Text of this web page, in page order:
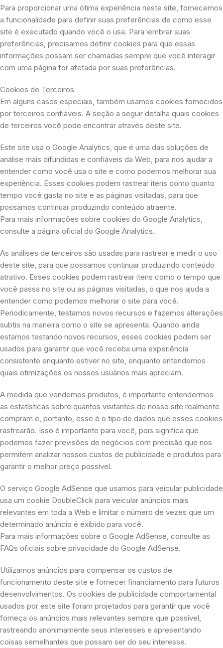
Para proporcionar uma ótima experiência neste site, fornecemos
a funcionalidade para definir suas preferências de como esse
site é executado quando você o usa. Para lembrar suas
preferências, precisamos definir cookies para que essas
informações possam ser chamadas sempre que você interagir
com uma página for afetada por suas preferências.
Cookies de Terceiros
Em alguns casos especiais, também usamos cookies fornecidos
por terceiros confiáveis. A seção a seguir detalha quais cookies
de terceiros você pode encontrar através deste site.
Este site usa o Google Analytics, que é uma das soluções de
análise mais difundidas e confiáveis ​​da Web, para nos ajudar a
entender como você usa o site e como podemos melhorar sua
experiência. Esses cookies podem rastrear itens como quanto
tempo você gasta no site e as páginas visitadas, para que
possamos continuar produzindo conteúdo atraente.
Para mais informações sobre cookies do Google Analytics,
consulte a página oficial do Google Analytics.
As análises de terceiros são usadas para rastrear e medir o uso
deste site, para que possamos continuar produzindo conteúdo
atrativo. Esses cookies podem rastrear itens como o tempo que
você passa no site ou as páginas visitadas, o que nos ajuda a
entender como podemos melhorar o site para você.
Periodicamente, testamos novos recursos e fazemos alterações
subtis na maneira como o site se apresenta. Quando ainda
estamos testando novos recursos, esses cookies podem ser
usados ​​para garantir que você receba uma experiência
consistente enquanto estiver no site, enquanto entendemos
quais otimizações os nossos usuários mais apreciam.
A medida que vendemos produtos, é importante entendermos
as estatísticas sobre quantos visitantes de nosso site realmente
compram e, portanto, esse é o tipo de dados que esses cookies
rastrearão. Isso é importante para você, pois significa que
podemos fazer previsões de negócios com precisão que nos
permitem analizar nossos custos de publicidade e produtos para
garantir o melhor preço possível.
O serviço Google AdSense que usamos para veicular publicidade
usa um cookie DoubleClick para veicular anúncios mais
relevantes em toda a Web e limitar o número de vezes que um
determinado anúncio é exibido para você.
Para mais informações sobre o Google AdSense, consulte as
FAQs oficiais sobre privacidade do Google AdSense.
Utilizamos anúncios para compensar os custos de
funcionamento deste site e fornecer financiamento para futuros
desenvolvimentos. Os cookies de publicidade comportamental
usados ​​por este site foram projetados para garantir que você
forneça os anúncios mais relevantes sempre que possível,
rastreando anonimamente seus interesses e apresentando
coisas semelhantes que possam ser do seu interesse.